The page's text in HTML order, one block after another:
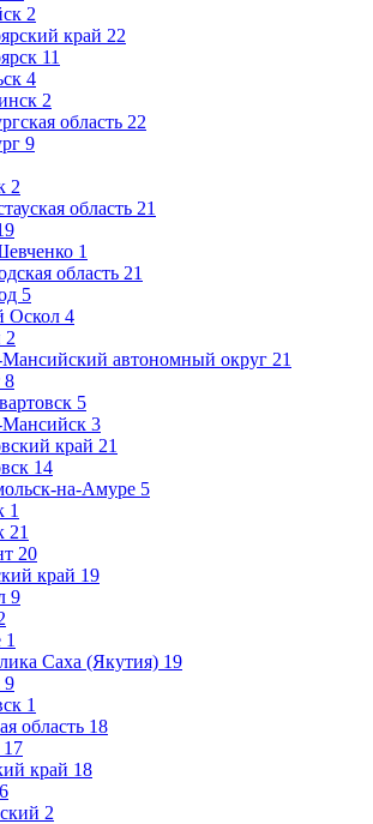
2
край 22
11
4
2
область 22
9
2
область 21
1
область 21
5
Оскол 4
2
автономный округ 21
8
5
3
край 21
14
на-Амуре 5
1
21
20
край 19
9
1
Саха (Якутия) 19
9
1
область 18
17
край 18
6
2